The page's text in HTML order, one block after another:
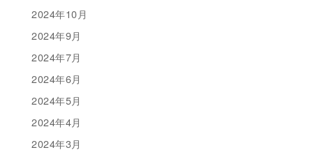
2024年10月
2024年9月
2024年7月
2024年6月
2024年5月
2024年4月
2024年3月